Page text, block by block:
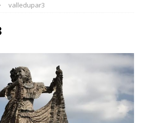
valledupar3